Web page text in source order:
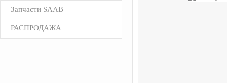
Запчасти SAAB
РАСПРОДАЖА